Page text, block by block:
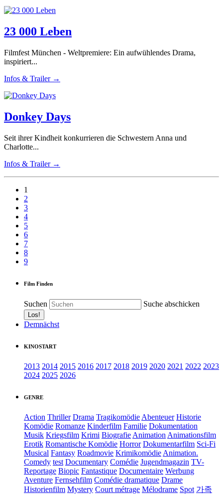
23 000 Leben
Filmfest München - Weltpremiere: Ein aufwühlendes Drama,
inspiriert...
Infos & Trailer →
Donkey Days
Seit ihrer Kindheit konkurrieren die Schwestern Anna und
Charlotte...
Infos & Trailer →
1
2
3
4
5
6
7
8
9
Film Finden
Suchen Suche abschicken
Demnächst
KINOSTART
2013 2014 2015 2016 2017 2018 2019 2020 2021 2022 2023
2024 2025 2026
GENRE
Action Thriller Drama Tragikomödie Abenteuer Historie
Komödie Romanze Kinderfilm Familie Dokumentation
Musik Kriegsfilm Krimi Biografie Animation Animationsfilm
Erotik Romantische Komödie Horror Dokumentarfilm Sci-Fi
Musical Fantasy Roadmovie Krimikomödie Animation.
Comedy test Documentary Comédie Jugendmagazin TV-
Reportage Biopic Fantastique Documentaire Werbung
Aventure Fernsehfilm Comédie dramatique Drame
Historienfilm Mystery Court métrage Mélodrame Spot 가족